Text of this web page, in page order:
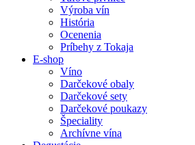
Výroba vín
História
Ocenenia
Príbehy z Tokaja
E-shop
Víno
Darčekové obaly
Darčekové sety
Darčekové poukazy
Špeciality
Archívne vína